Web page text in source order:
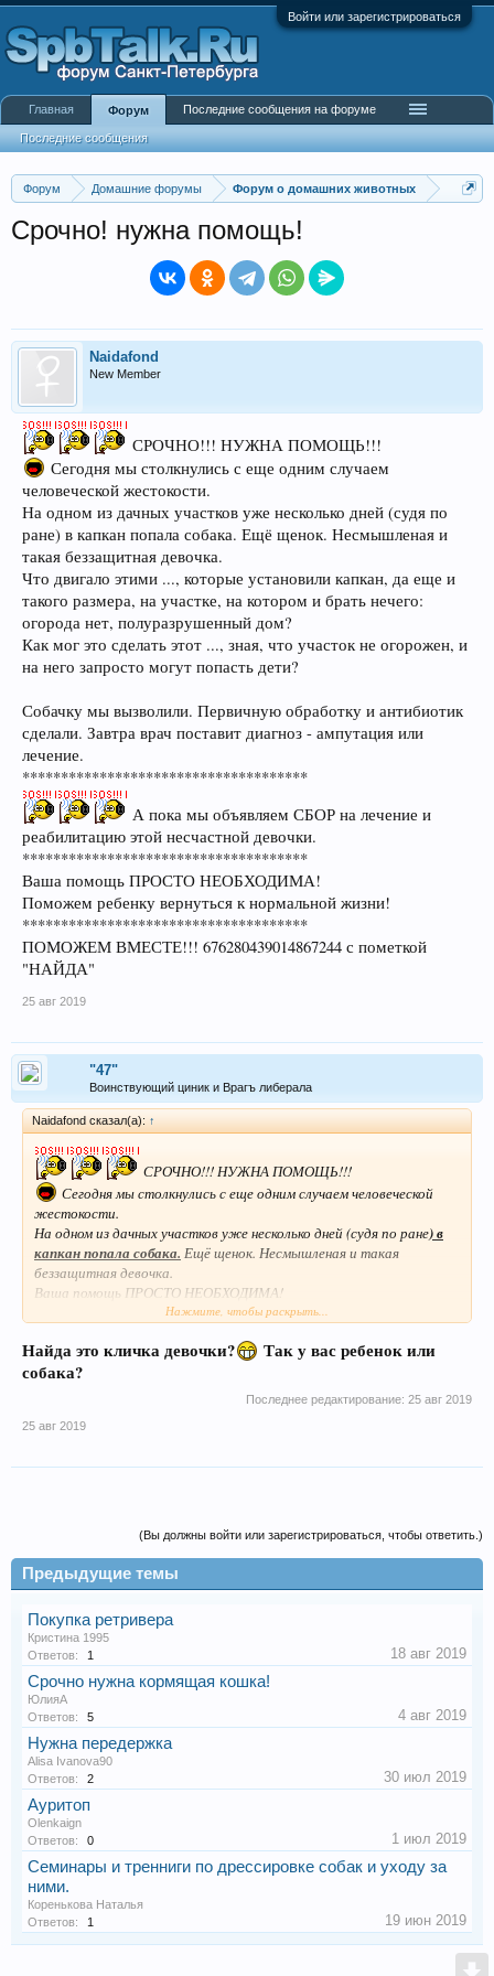
Войти или зарегистрироваться
Форум Домашние форумы Форум о домашних животных
Срочно! нужна помощь!
Naidafond
New Member
СРОЧНО!!! НУЖНА ПОМОЩЬ!!!
Сегодня мы столкнулись с еще одним случаем
человеческой жестокости.
На одном из дачных участков уже несколько дней (судя по
ране) в капкан попала собака. Ещё щенок. Несмышленая и
такая беззащитная девочка.
Что двигало этими ..., которые установили капкан, да еще и
такого размера, на участке, на котором и брать нечего:
огорода нет, полуразрушенный дом?
Как мог это сделать этот ..., зная, что участок не огорожен, и
на него запросто могут попасть дети?
Собачку мы вызволили. Первичную обработку и антибиотик
сделали. Завтра врач поставит диагноз - ампутация или
лечение.
*************************************
А пока мы объявляем СБОР на лечение и
реабилитацию этой несчастной девочки.
*************************************
Ваша помощь ПРОСТО НЕОБХОДИМА!
Поможем ребенку вернуться к нормальной жизни!
*************************************
ПОМОЖЕМ ВМЕСТЕ!!! 676280439014867244 с пометкой
"НАЙДА"
25 авг 2019
"47"
Воинствующий циник и Врагъ либерала
Naidafond сказал(а): ↑
СРОЧНО!!! НУЖНА ПОМОЩЬ!!!
Сегодня мы столкнулись с еще одним случаем человеческой
жестокости.
На одном из дачных участков уже несколько дней (судя по ране) в
капкан попала собака. Ещё щенок. Несмышленая и такая
беззащитная девочка.
Ваша помощь ПРОСТО НЕОБХОДИМА!
Поможем ребенку вернуться к нормальной жизни!
Нажмите, чтобы раскрыть...
Найда это кличка девочки?
Так у вас ребенок или
собака?
Последнее редактирование: 25 авг 2019
25 авг 2019
(Вы должны войти или зарегистрироваться, чтобы ответить.)
Предыдущие темы
Покупка ретривера
Кристина 1995
Ответов:
1 18 авг 2019
Срочно нужна кормящая кошка!
ЮлияА
Ответов:
5 4 авг 2019
Нужна передержка
Alisa Ivanova90
Ответов:
2 30 июл 2019
Ауритоп
Olenkaign
Ответов:
0 1 июл 2019
Семинары и тренниги по дрессировке собак и уходу за
ними.
Коренькова Наталья
Ответов:
1 19 июн 2019
Главная Форум
Последние сообщения
Последние сообщения на форуме